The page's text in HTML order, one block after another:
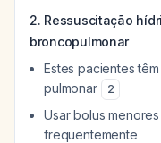
2. Ressuscitação
broncopulmonar
Estes pacientes
pulmonar
2
Usar bolus
frequentemente